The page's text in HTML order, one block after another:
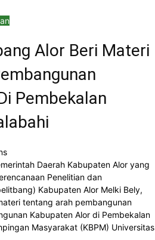
Alor Beri Materi
Pembekalan
Daerah Kabupaten Alor yang
Penelitian dan
Kabupaten Alor Melki Bely,
tentang arah pembangunan
Kabupaten Alor di Pembekalan
Masyarakat (KBPM) Universitas